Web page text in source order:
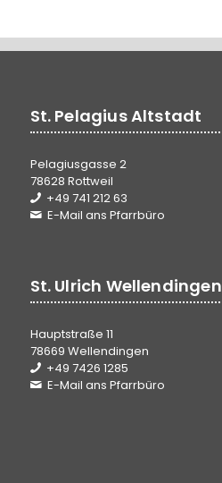
St. Pelagius Altstadt
Pelagiusgasse 2
78628 Rottweil
+49 741 212 63
E-Mail ans Pfarrbüro
St. Ulrich Wellendingen
Hauptstraße 11
78669 Wellendingen
+49 7426 1285
E-Mail ans Pfarrbüro